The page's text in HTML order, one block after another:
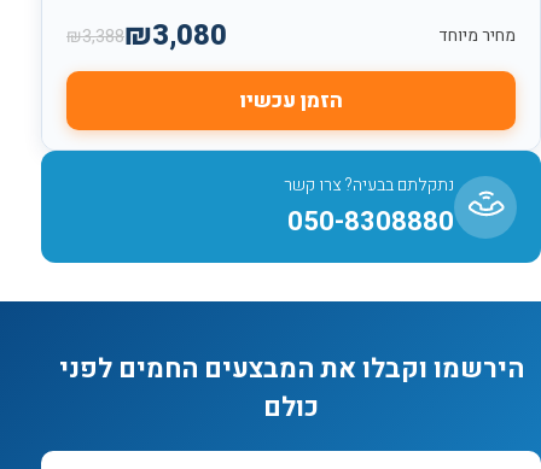
מחיר מיוחד ₪3,080
₪3,388
הזמן עכשיו
נתקלתם בבעיה? צרו קשר
050-8308880
הירשמו וקבלו את המבצעים החמים לפני
כולם